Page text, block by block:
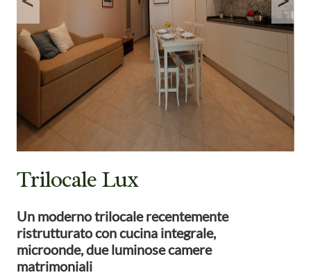
Trilocale Lux
Un moderno trilocale recentemente
ristrutturato con cucina integrale,
microonde, due luminose camere
matrimoniali